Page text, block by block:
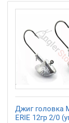
Джиг головка
ERIE 12гр 2/0